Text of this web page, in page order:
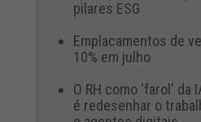
pilares ESG
Emplacamentos de
10% em julho
O RH como 'farol' da
é redesenhar o